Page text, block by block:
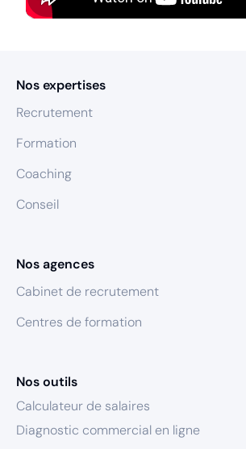
Nos expertises
Recrutement
Formation
Coaching
Conseil
Nos agences
Cabinet de recrutement
Centres de formation
Nos outils
Calculateur de salaires
Diagnostic commercial en ligne